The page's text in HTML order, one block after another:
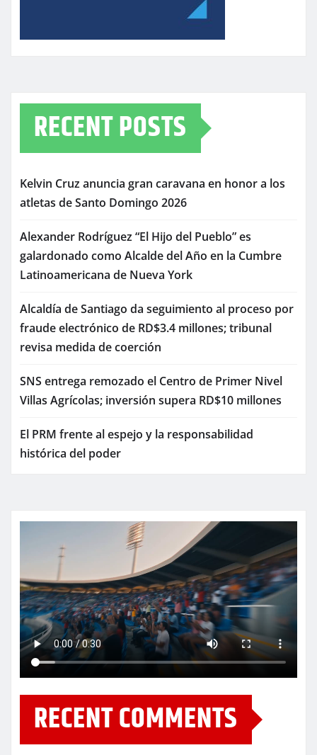
RECENT POSTS
Kelvin Cruz anuncia gran caravana en honor a los
atletas de Santo Domingo 2026
Alexander Rodríguez “El Hijo del Pueblo” es
galardonado como Alcalde del Año en la Cumbre
Latinoamericana de Nueva York
Alcaldía de Santiago da seguimiento al proceso por
fraude electrónico de RD$3.4 millones; tribunal
revisa medida de coerción
SNS entrega remozado el Centro de Primer Nivel
Villas Agrícolas; inversión supera RD$10 millones
El PRM frente al espejo y la responsabilidad
histórica del poder
RECENT COMMENTS